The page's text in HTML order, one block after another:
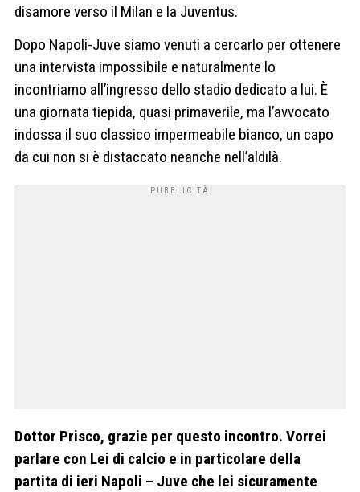
disamore verso il Milan e la Juventus.
Dopo Napoli-Juve siamo venuti a cercarlo per ottenere
una intervista impossibile e naturalmente lo
incontriamo all’ingresso dello stadio dedicato a lui. È
una giornata tiepida, quasi primaverile, ma l’avvocato
indossa il suo classico impermeabile bianco, un capo
da cui non si è distaccato neanche nell’aldilà.
Dottor Prisco, grazie per questo incontro. Vorrei
parlare con Lei di calcio e in particolare della
partita di ieri Napoli – Juve che lei sicuramente